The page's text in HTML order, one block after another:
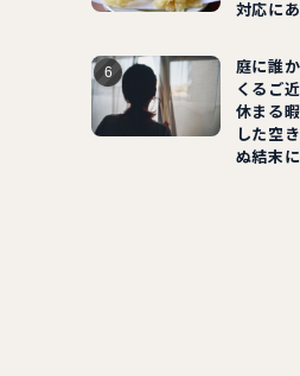
対応にあ
庭に誰
くるご
休まる
した空
ぬ結末に